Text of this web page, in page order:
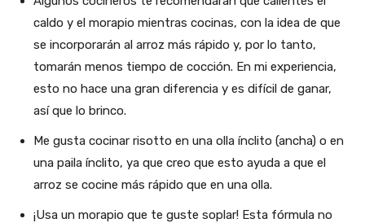
caldo y el morapio mientras cocinas, con la idea de que
se incorporarán al arroz más rápido y, por lo tanto,
tomarán menos tiempo de cocción. En mi experiencia,
esto no hace una gran diferencia y es difícil de ganar,
así que lo brinco.
Me gusta cocinar risotto en una olla ínclito (ancha) o en
una paila ínclito, ya que creo que esto ayuda a que el
arroz se cocine más rápido que en una olla.
¡Usa un morapio que te guste soplar! Esta fórmula no